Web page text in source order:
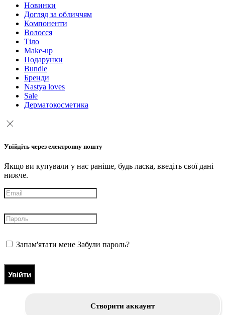
Новинки
Догляд за обличчям
Компоненти
Волосся
Тіло
Make-up
Подарунки
Bundle
Бренди
Nastya loves
Sale
Дерматокосметика
Увійдіть через електронну пошту
Якщо ви купували у нас раніше, будь ласка, введіть свої дані
нижче.
Запам'ятати мене Забули пароль?
Увійти
Створити аккаунт